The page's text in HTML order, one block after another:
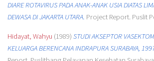
DIARE ROTAVIRUS PADA ANAK-ANAK USIA DIATAS
DEWASA DI JAKARTA UTARA. Project Report. Puslit
Hidayat, Wahyu (1989) STUDI AKSEPTOR
KELUARGA BERENCANA INDRAPURA SURABAYA,